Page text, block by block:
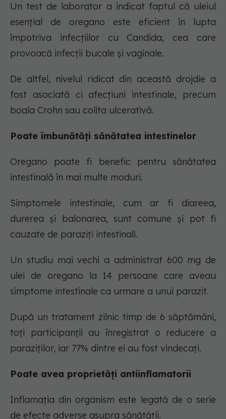
Un test de laborator a indicat faptul că uleiul
esențial de oregano este eficient în lupta
împotriva infecțiilor cu Candida, cea care
provoacă infecții bucale și vaginale.
De altfel, nivelul ridicat din această drojdie a
fost asociată ci afecțiuni intestinale, precum
boala Crohn sau colita ulcerativă.
Poate îmbunătăți sănătatea intestinelor
Oregano poate fi benefic pentru sănătatea
intestinală în mai multe moduri.
Simptomele intestinale, cum ar fi diareea,
durerea și balonarea, sunt comune și pot fi
cauzate de paraziți intestinali.
Un studiu mai vechi a administrat 600 mg de
ulei de oregano la 14 persoane care aveau
simptome intestinale ca urmare a unui parazit.
După un tratament zilnic timp de 6 săptămâni,
toți participanții au înregistrat o reducere a
paraziților, iar 77% dintre ei au fost vindecați.
Poate avea proprietăți antiinflamatorii
Inflamația din organism este legată de o serie
de efecte adverse asupra sănătății.